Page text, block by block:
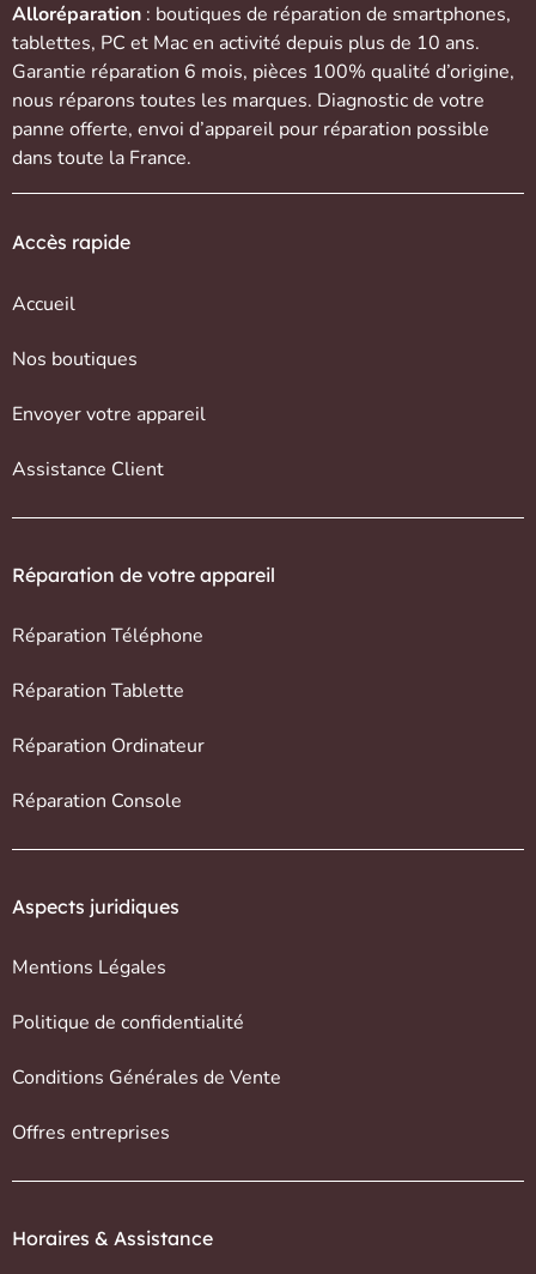
Alloréparation : boutiques de réparation de smartphones,
tablettes, PC et Macen activité depuis plus de 10 ans.
Garantie réparation 6 mois, pièces 100% qualité d’origine,
nous réparons toutes les marques. Diagnostic de votre
panne offerte, envoi d’appareil pour réparation possible
dans toute la France.
Accès rapide
Accueil
Nos boutiques
Envoyer votre appareil
Assistance Client
Réparation de votre appareil
Réparation Téléphone
Réparation Tablette
Réparation Ordinateur
Réparation Console
Aspects juridiques
Mentions Légales
Politique de confidentialité
Conditions Générales de Vente
Offres entreprises
Horaires & Assistance